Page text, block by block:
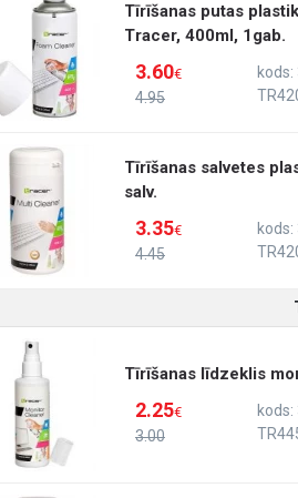
Tīrīšanas putas
Tracer, 400ml, 1gab.
4.95
3.60€
kods:
Tīrīšanas salvetes
salv.
4.45
3.35€
Tīrīšanas līdzeklis
3.00
2.25€